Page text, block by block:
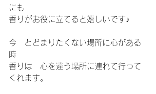
にも
香りがお役に立てると嬉しいです♪
今　とどまりたくない場所に心がある
時
香りは　心を違う場所に連れて行って
くれます。